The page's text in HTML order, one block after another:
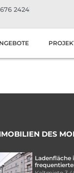
2424
DES
Ladenfläche